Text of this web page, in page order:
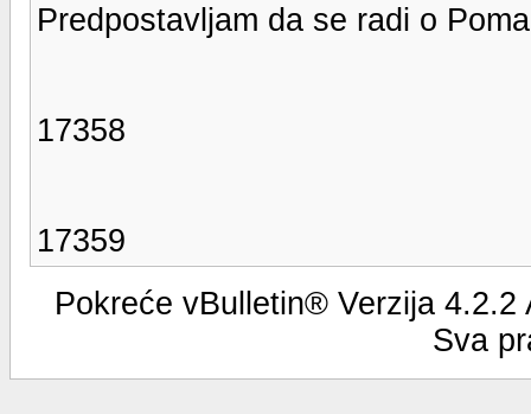
Predpostavljam da se radi o
17358
17359
Pokreće vBulletin® Verzija
Sva